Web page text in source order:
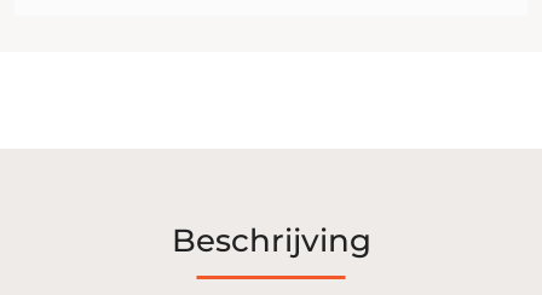
Beschrijving